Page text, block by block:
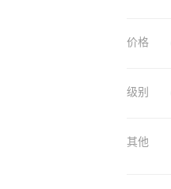
价格
级别
其他